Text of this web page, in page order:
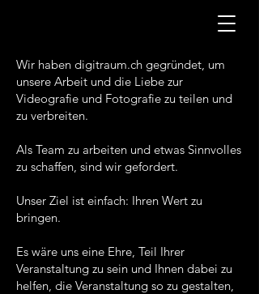
Wir haben digitraum.ch gegründet, um
unsere Arbeit und die Liebe zur
Videografie und Fotografie zu teilen und
zu verbreiten.
Als Team zu arbeiten und etwas Sinnvolles
zu schaffen, sind wir gefordert.
Unser Ziel ist einfach: Ihren Wert zu
bringen.
Es wäre uns eine Ehre, Teil Ihrer
Veranstaltung zu sein und Ihnen dabei zu
helfen, die Veranstaltung so zu gestalten,